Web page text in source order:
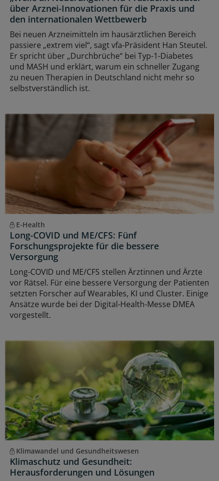
über Arznei-Innovationen für die Praxis und
den internationalen Wettbewerb
Bei neuen Arzneimitteln im hausärztlichen Bereich
passiere „extrem viel“, sagt vfa-Präsident Han Steutel.
Er spricht über „Durchbrüche“ bei Typ-1-Diabetes
und MASH und erklärt, warum ein schneller Zugang
zu neuen Therapien in Deutschland nicht mehr so
selbstverständlich ist.
E-Health
Long-COVID und ME/CFS: Fünf
Forschungsprojekte für die bessere
Versorgung
Long-COVID und ME/CFS stellen Ärztinnen und Ärzte
vor Rätsel. Für eine bessere Versorgung der Patienten
setzten Forscher auf Wearables, KI und Cluster. Einige
Ansätze wurde bei der Digital-Health-Messe DMEA
vorgestellt.
Klimawandel und Gesundheitswesen
Klimaschutz und Gesundheit:
Herausforderungen und Lösungen